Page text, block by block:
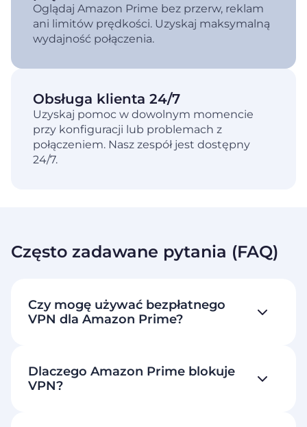
Oglądaj Amazon Prime bez przerw, reklam
ani limitów prędkości. Uzyskaj maksymalną
wydajność połączenia.
Obsługa klienta 24/7
Uzyskaj pomoc w dowolnym momencie
przy konfiguracji lub problemach z
połączeniem. Nasz zespół jest dostępny
24/7.
Często zadawane pytania (FAQ)
Czy mogę używać bezpłatnego
VPN dla Amazon Prime?
Dlaczego Amazon Prime blokuje
VPN?